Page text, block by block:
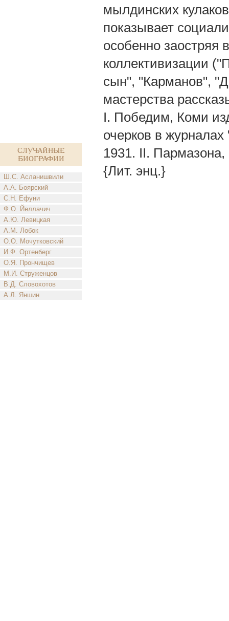
Случайные
биографии
Ш.С. Асланишвили
А.А. Боярский
С.Н. Ефуни
Ф.О. Йеллачич
А.Ю. Левицкая
А.М. Лобок
О.О. Мочутковский
И.Ф. Ортенберг
О.Я. Прончищев
М.И. Струженцов
В.Д. Словохотов
А.Л. Яншин
мылдинских
показывает
особенно заостряя
коллективизации
сын", "Карманов",
мастерства
I. Победим, Коми
очерков в
1931. II.
{Лит. энц.}